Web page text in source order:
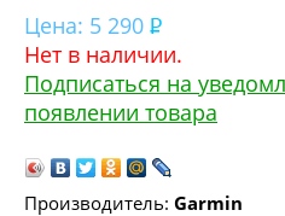
Цена: 5 290
Нет в наличии.
Подписаться на
появлении товара
Производитель: Garmin